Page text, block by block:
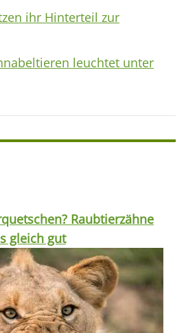
ihr Hinterteil zur
leuchtet unter
Raubtierzähne
gleich gut